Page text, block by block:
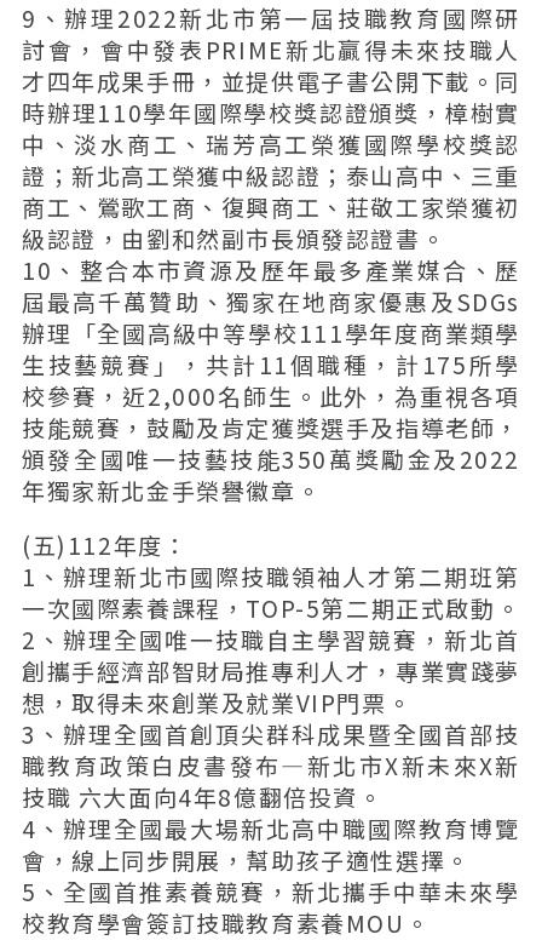
9、辦理2022新北市第一屆技職教育國際研
討會，會中發表PRIME新北贏得未來技職人
才四年成果手冊，並提供電子書公開下載。同
時辦理110學年國際學校獎認證頒獎，樟樹實
中、淡水商工、瑞芳高工榮獲國際學校獎認
證；新北高工榮獲中級認證；泰山高中、三重
商工、鶯歌工商、復興商工、莊敬工家榮獲初
級認證，由劉和然副市長頒發認證書。
10、整合本市資源及歷年最多產業媒合、歷
屆最高千萬贊助、獨家在地商家優惠及SDGs
辦理「全國高級中等學校111學年度商業類學
生技藝競賽」，共計11個職種，計175所學
校參賽，近2,000名師生。此外，為重視各項
技能競賽，鼓勵及肯定獲獎選手及指導老師，
頒發全國唯一技藝技能350萬獎勵金及2022
年獨家新北金手榮譽徽章。
(五)112年度：
1、辦理新北市國際技職領袖人才第二期班第
一次國際素養課程，TOP-5第二期正式啟動。
2、辦理全國唯一技職自主學習競賽，新北首
創攜手經濟部智財局推專利人才，專業實踐夢
想，取得未來創業及就業VIP門票。
3、辦理全國首創頂尖群科成果暨全國首部技
職教育政策白皮書發布—新北市X新未來X新
技職 六大面向4年8億翻倍投資。
4、辦理全國最大場新北高中職國際教育博覽
會，線上同步開展，幫助孩子適性選擇。
5、全國首推素養競賽，新北攜手中華未來學
校教育學會簽訂技職教育素養MOU。